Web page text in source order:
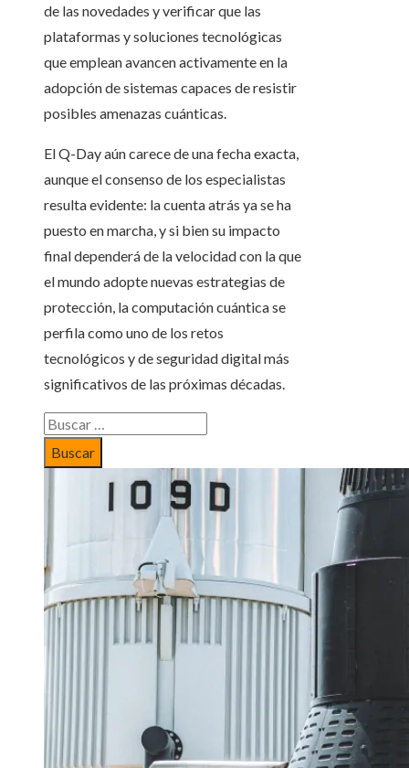
de las novedades y verificar que las
plataformas y soluciones tecnológicas
que emplean avancen activamente en la
adopción de sistemas capaces de resistir
posibles amenazas cuánticas.
El Q-Day aún carece de una fecha exacta,
aunque el consenso de los especialistas
resulta evidente: la cuenta atrás ya se ha
puesto en marcha, y si bien su impacto
final dependerá de la velocidad con la que
el mundo adopte nuevas estrategias de
protección, la computación cuántica se
perfila como uno de los retos
tecnológicos y de seguridad digital más
significativos de las próximas décadas.
Buscar: